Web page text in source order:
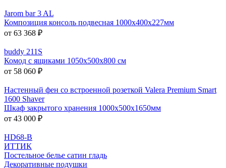
Jarom bar 3 AL
Композиция консоль подвесная 1000х400х227мм
от 63 368 ₽
buddy 211S
Комод с ящиками 1050x500x800 см
от 58 060 ₽
Настенный фен со встроенной розеткой Valera Premium Smart
1600 Shaver
Шкаф закрытого хранения 1000x500x1650мм
от 43 000 ₽
HD68-B
ИТТИК
Постельное белье сатин гладь
Декоративные подушки